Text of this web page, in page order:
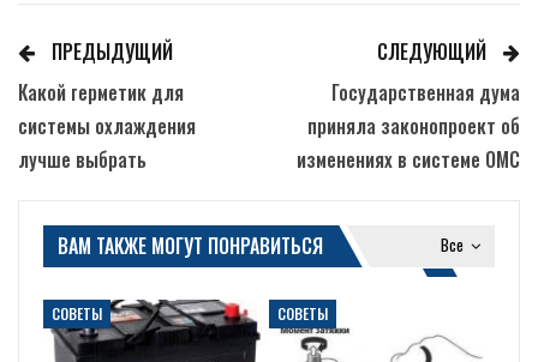
ПРЕДЫДУЩИЙ
Какой герметик для
системы охлаждения
лучше выбрать
СЛЕДУЮЩИЙ
Государственная дума
приняла законопроект об
изменениях в системе ОМС
Все
ВАМ ТАКЖЕ МОГУТ ПОНРАВИТЬСЯ
СОВЕТЫ СОВЕТЫ